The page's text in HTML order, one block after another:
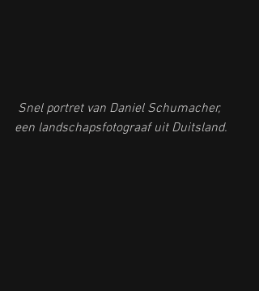
Snel portret van Daniel Schumacher,
een landschapsfotograaf uit Duitsland.